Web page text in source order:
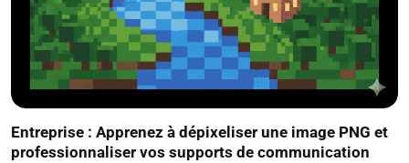
Entreprise : Apprenez à dépixeliser une image PNG et
professionnaliser vos supports de communication